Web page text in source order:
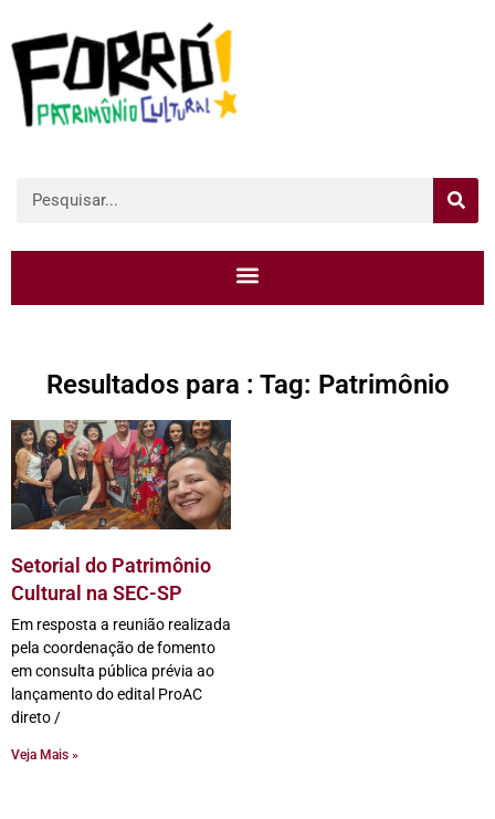
Resultados para : Tag: Patrimônio
Setorial do Patrimônio
Cultural na SEC-SP
Em resposta a reunião realizada
pela coordenação de fomento
em consulta pública prévia ao
lançamento do edital ProAC
direto /
Veja Mais »